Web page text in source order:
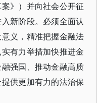
》）并向社会公开征
新阶段。必须全面认
义，精准把握金融法
有力举措加快推进金
强国、推动金融高质
供更加有力的法治保